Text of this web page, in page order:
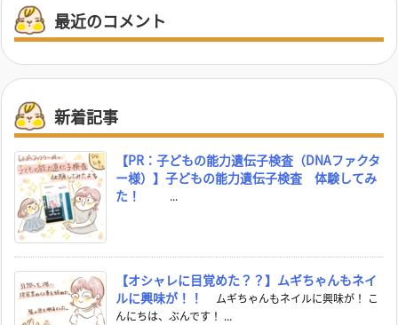
最近のコメント
新着記事
【PR：子どもの能力遺伝子検査（DNAファクタ
ー様）】子どもの能力遺伝子検査 体験してみ
た！
...
【オシャレに目覚めた？？】ムギちゃんもネイ
ルに興味が！！
ムギちゃんもネイルに興味が！ こ
んにちは、ぶんです！ ...